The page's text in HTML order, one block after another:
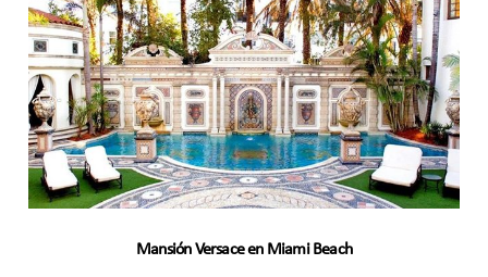
Mansión Versace en Miami Beach